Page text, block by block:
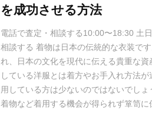
を成功させる方法
電話で査定・相談する10:00〜18:30 土
相談する 着物は日本の伝統的な衣装で
れ、日本の文化を現代に伝える貴重な
している洋服とは着方やお手入れ方法
用している方は少ないのではないでし
着物など着用する機会が得られず箪笥に